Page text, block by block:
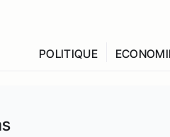
POLITIQUE